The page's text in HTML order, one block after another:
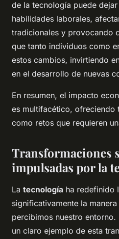
de la tecnología puede
habilidades laborales,
tradicionales y provocando
que tanto individuos como
estos cambios, invirtiendo
en el desarrollo de nuevas
En resumen, el impacto
es multifacético, ofreciendo
como retos que requieren
Transformaciones
impulsadas por la
La tecnología ha redefinido
significativamente la
percibimos nuestro entorno.
un claro ejemplo de esta